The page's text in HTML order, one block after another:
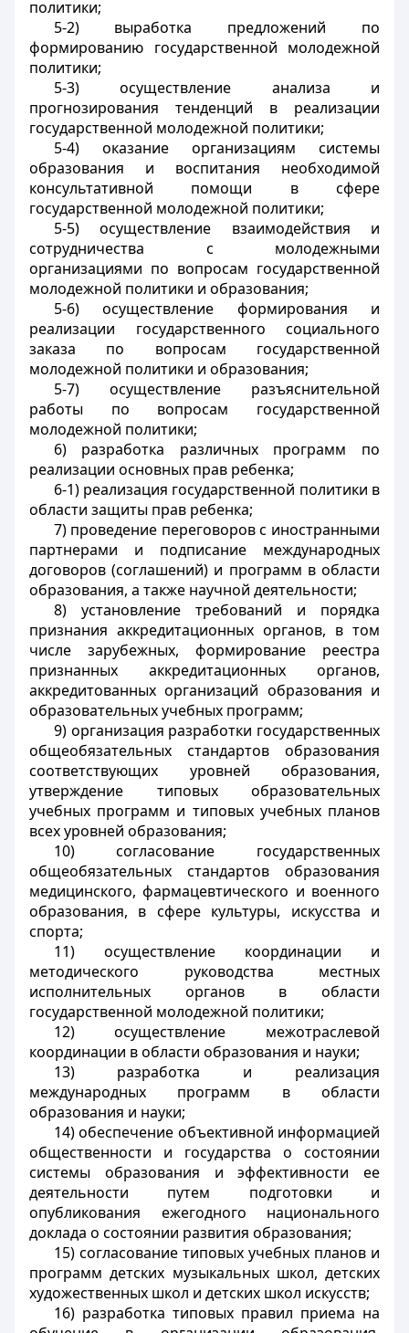
политики;
5-2) выработка предложений по
формированию государственной молодежной
политики;
5-3) осуществление анализа и
прогнозирования тенденций в реализации
государственной молодежной политики;
5-4) оказание организациям системы
образования и воспитания необходимой
консультативной помощи в сфере
государственной молодежной политики;
5-5) осуществление взаимодействия и
сотрудничества с молодежными
организациями по вопросам государственной
молодежной политики и образования;
5-6) осуществление формирования и
реализации государственного социального
заказа по вопросам государственной
молодежной политики и образования;
5-7) осуществление разъяснительной
работы по вопросам государственной
молодежной политики;
6) разработка различных программ по
реализации основных прав ребенка;
6-1) реализация государственной политики в
области защиты прав ребенка;
7) проведение переговоров с иностранными
партнерами и подписание международных
договоров (соглашений) и программ в области
образования, а также научной деятельности;
8) установление требований и порядка
признания аккредитационных органов, в том
числе зарубежных, формирование реестра
признанных аккредитационных органов,
аккредитованных организаций образования и
образовательных учебных программ;
9) организация разработки государственных
общеобязательных стандартов образования
соответствующих уровней образования,
утверждение типовых образовательных
учебных программ и типовых учебных планов
всех уровней образования;
10) согласование государственных
общеобязательных стандартов образования
медицинского, фармацевтического и военного
образования, в сфере культуры, искусства и
спорта;
11) осуществление координации и
методического руководства местных
исполнительных органов в области
государственной молодежной политики;
12) осуществление межотраслевой
координации в области образования и науки;
13) разработка и реализация
международных программ в области
образования и науки;
14) обеспечение объективной информацией
общественности и государства о состоянии
системы образования и эффективности ее
деятельности путем подготовки и
опубликования ежегодного национального
доклада о состоянии развития образования;
15) согласование типовых учебных планов и
программ детских музыкальных школ, детских
художественных школ и детских школ искусств;
16) разработка типовых правил приема на